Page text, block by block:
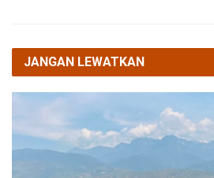
JANGAN LEWATKAN